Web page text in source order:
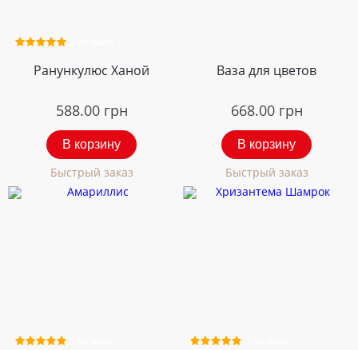
Ранункулюс Ханой
588.00 грн
В корзину
Быстрый заказ
Ваза для цветов
668.00 грн
В корзину
Быстрый заказ